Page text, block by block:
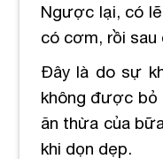
Ngược lại, có
có cơm, rồi sau
Đây là do sự
không được bỏ
ăn thừa của
khi dọn dẹp.